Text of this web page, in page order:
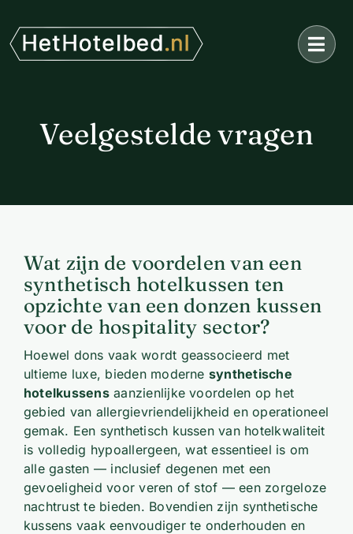
naar
inhoud
Veelgestelde vragen
Wat zijn de voordelen van een
synthetisch hotelkussen ten
opzichte van een donzen kussen
voor de hospitality sector?
Hoewel dons vaak wordt geassocieerd met
ultieme luxe, bieden moderne synthetische
hotelkussensaanzienlijke voordelen op het
gebied van allergievriendelijkheid en operationeel
gemak. Een synthetisch kussen van hotelkwaliteit
is volledig hypoallergeen, wat essentieel is om
alle gasten — inclusief degenen met een
gevoeligheid voor veren of stof — een zorgeloze
nachtrust te bieden. Bovendien zijn synthetische
kussens vaak eenvoudiger te onderhouden en